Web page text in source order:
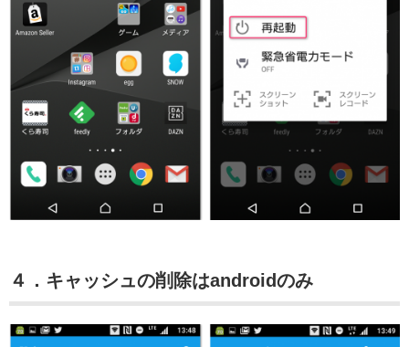
４．キャッシュの削除はandroidのみ